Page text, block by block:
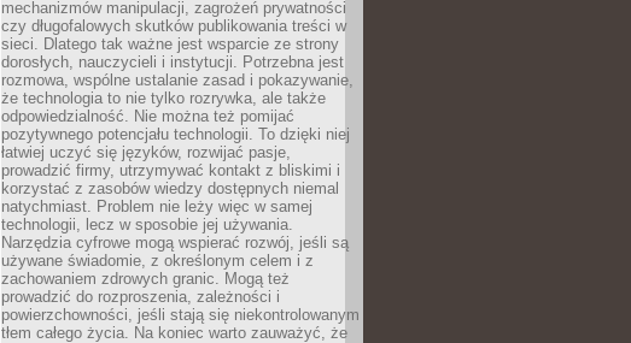
mechanizmów manipulacji, zagrożeń prywatności
czy długofalowych skutków publikowania treści w
sieci. Dlatego tak ważne jest wsparcie ze strony
dorosłych, nauczycieli i instytucji. Potrzebna jest
rozmowa, wspólne ustalanie zasad i pokazywanie,
że technologia to nie tylko rozrywka, ale także
odpowiedzialność. Nie można też pomijać
pozytywnego potencjału technologii. To dzięki niej
łatwiej uczyć się języków, rozwijać pasje,
prowadzić firmy, utrzymywać kontakt z bliskimi i
korzystać z zasobów wiedzy dostępnych niemal
natychmiast. Problem nie leży więc w samej
technologii, lecz w sposobie jej używania.
Narzędzia cyfrowe mogą wspierać rozwój, jeśli są
używane świadomie, z określonym celem i z
zachowaniem zdrowych granic. Mogą też
prowadzić do rozproszenia, zależności i
powierzchowności, jeśli stają się niekontrolowanym
tłem całego życia. Na koniec warto zauważyć, że